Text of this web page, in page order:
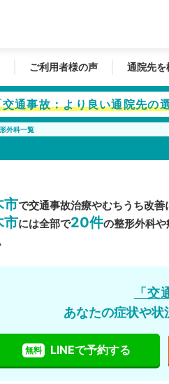
ご利用者様の声 通院先を
通事故：より良い通院先の
外科一覧
市で交通事故治療やむちうち改善
市には全部で20件の整形外科
「交
あなたの症状や状
無料 LINEで予約する